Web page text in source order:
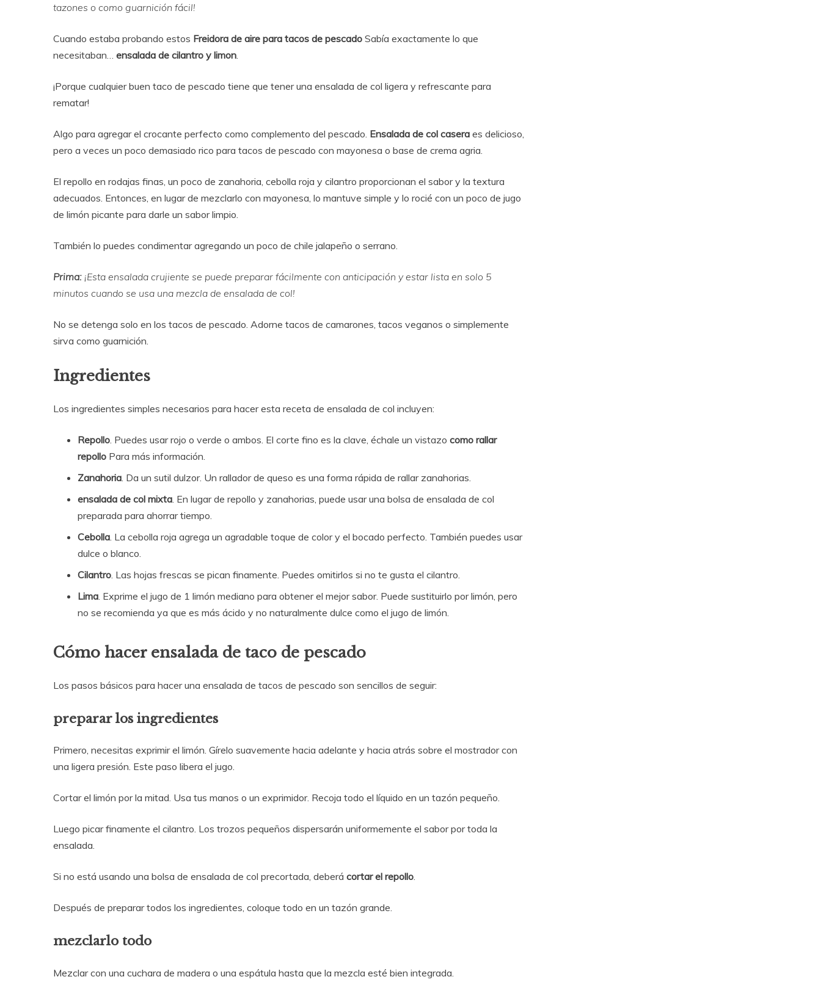
tazones o como guarnición fácil!
Cuando estaba probando estos Freidora de aire para tacos de pescado Sabía exactamente lo que
necesitaban… ensalada de cilantro y limon
¡Porque cualquier buen taco de pescado tiene que tener una ensalada de col ligera y refrescante para
rematar!
Algo para agregar el crocante perfecto como complemento del pescado. Ensalada de col casera es delicioso,
pero a veces un poco demasiado rico para tacos de pescado con mayonesa o base de crema agria.
El repollo en rodajas finas, un poco de zanahoria, cebolla roja y cilantro proporcionan el sabor y la textura
adecuados. Entonces, en lugar de mezclarlo con mayonesa, lo mantuve simple y lo rocié con un poco de jugo
de limón picante para darle un sabor limpio.
También lo puedes condimentar agregando un poco de chile jalapeño o serrano.
Prima: ¡Esta ensalada crujiente se puede preparar fácilmente con anticipación y estar lista en solo 5
minutos cuando se usa una mezcla de ensalada de col!
No se detenga solo en los tacos de pescado. Adorne tacos de camarones, tacos veganos o simplemente
sirva como guarnición.
Ingredientes
Los ingredientes simples necesarios para hacer esta receta de ensalada de col incluyen:
Repollo . Puedes usar rojo o verde o ambos. El corte fino es la clave, échale un vistazo como rallar
repollo Para más información.
Zanahoria . Da un sutil dulzor. Un rallador de queso es una forma rápida de rallar zanahorias.
ensalada de col mixta . En lugar de repollo y zanahorias, puede usar una bolsa de ensalada de col
preparada para ahorrar tiempo.
Cebolla . La cebolla roja agrega un agradable toque de color y el bocado perfecto. También puedes usar
dulce o blanco.
Cilantro . Las hojas frescas se pican finamente. Puedes omitirlos si no te gusta el cilantro.
Lima . Exprime el jugo de 1 limón mediano para obtener el mejor sabor. Puede sustituirlo por limón, pero
no se recomienda ya que es más ácido y no naturalmente dulce como el jugo de limón.
Cómo hacer ensalada de taco de pescado
Los pasos básicos para hacer una ensalada de tacos de pescado son sencillos de seguir:
preparar los ingredientes
Primero, necesitas exprimir el limón. Gírelo suavemente hacia adelante y hacia atrás sobre el mostrador con
una ligera presión. Este paso libera el jugo.
Cortar el limón por la mitad. Usa tus manos o un exprimidor. Recoja todo el líquido en un tazón pequeño.
Luego picar finamente el cilantro. Los trozos pequeños dispersarán uniformemente el sabor por toda la
ensalada.
Si no está usando una bolsa de ensalada de col precortada, deberá cortar el repollo.
Después de preparar todos los ingredientes, coloque todo en un tazón grande.
mezclarlo todo
Mezclar con una cuchara de madera o una espátula hasta que la mezcla esté bien integrada.